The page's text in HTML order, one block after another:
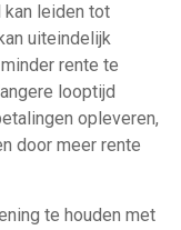
kan leiden tot
uiteindelijk
rente te
looptijd
opleveren,
door meer rente
te houden met